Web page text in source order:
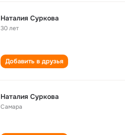
Наталия Суркова
30 лет
Добавить в друзья
Наталия Суркова
Самара